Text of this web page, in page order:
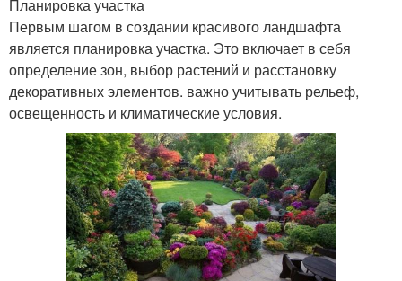
Планировка участка
Первым шагом в создании красивого ландшафта
является планировка участка. Это включает в себя
определение зон, выбор растений и расстановку
декоративных элементов. важно учитывать рельеф,
освещенность и климатические условия.